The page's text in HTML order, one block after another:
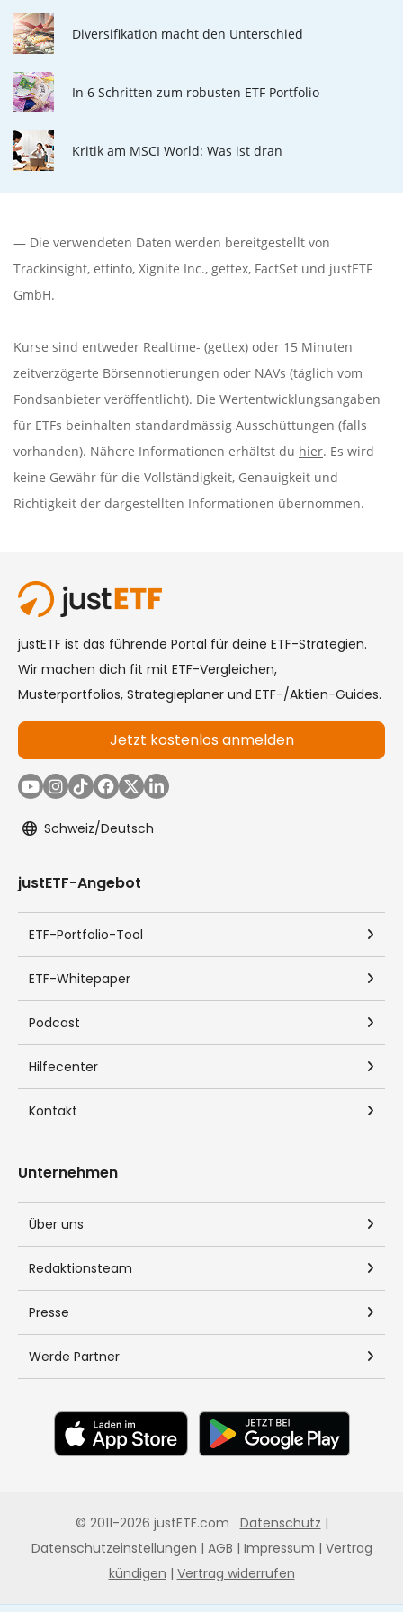
Diversifikation macht den Unterschied
In 6 Schritten zum robusten ETF Portfolio
Kritik am MSCI World: Was ist dran
— Die verwendeten Daten werden bereitgestellt von
Trackinsight, etfinfo, Xignite Inc., gettex, FactSet und justETF
GmbH.
Kurse sind entweder Realtime- (gettex) oder 15 Minuten
zeitverzögerte Börsennotierungen oder NAVs (täglich vom
Fondsanbieter veröffentlicht). Die Wertentwicklungsangaben
für ETFs beinhalten standardmässig Ausschüttungen (falls
vorhanden). Nähere Informationen erhältst du hier. Es wird
keine Gewähr für die Vollständigkeit, Genauigkeit und
Richtigkeit der dargestellten Informationen übernommen.